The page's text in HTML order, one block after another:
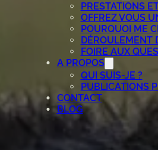
PRESTATIONS
OFFREZ VOUS
POURQUOI ME
DÉROULEMENT
FOIRE AUX
A PROPOS
QUI SUIS-JE ?
PUBLICATIONS
CONTACT
BLOG